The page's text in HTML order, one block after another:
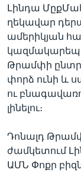
Լինդա
ղեկավար
ամերիկյան
Թրամփի
փորձ ունի և
ու
լինելու։
Դոնալդ
ժամկետում
ԱՄՆ Փոքր